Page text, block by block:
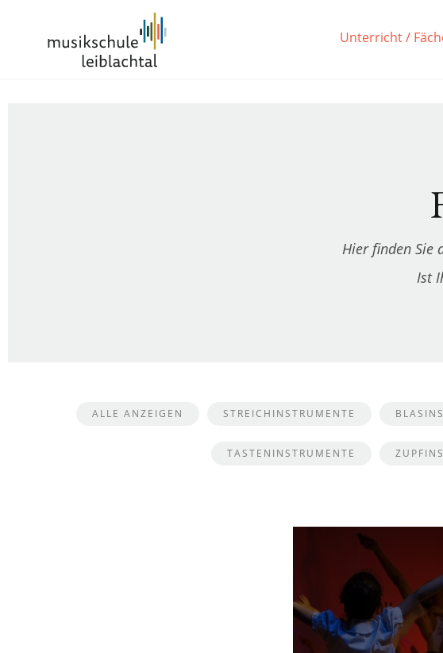
Unterricht /
Hier finden Sie
Ist
ALLE ANZEIGEN STREICHINSTRUMENTE
TASTENINSTRUMENTE